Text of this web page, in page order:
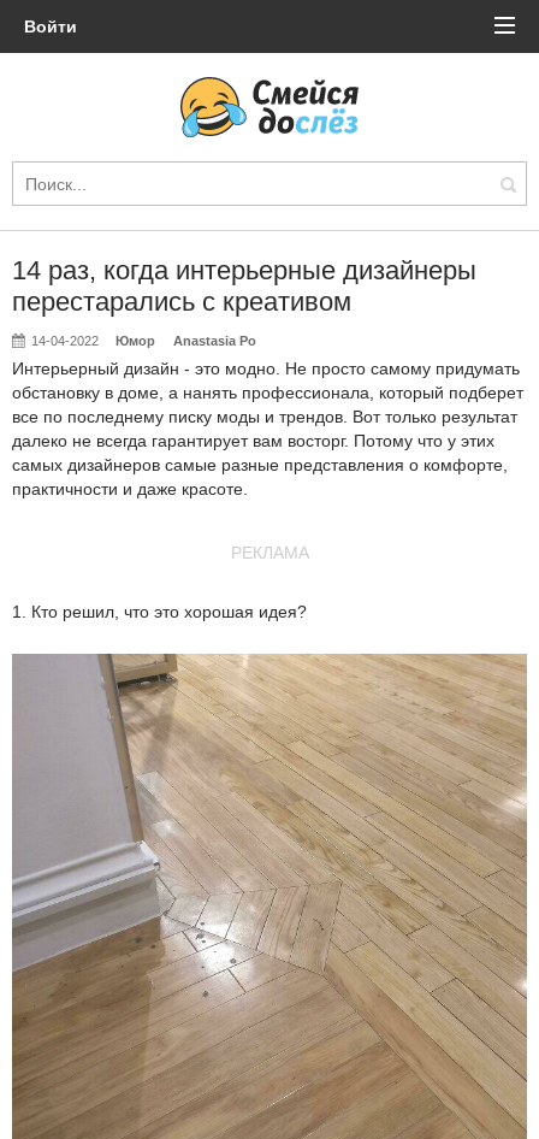
Войти
14 раз, когда интерьерные дизайнеры
перестарались с креативом
14-04-2022 Юмор Anastasia Po
Интерьерный дизайн - это модно. Не просто самому придумать
обстановку в доме, а нанять профессионала, который подберет
все по последнему писку моды и трендов. Вот только результат
далеко не всегда гарантирует вам восторг. Потому что у этих
самых дизайнеров самые разные представления о комфорте,
практичности и даже красоте.
РЕКЛАМА
1. Кто решил, что это хорошая идея?